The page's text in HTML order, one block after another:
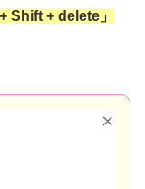
Shift + delete」